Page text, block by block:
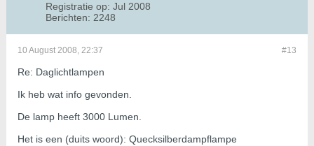
Registratie op: Jul 2008
Berichten: 2248
#13
10 August 2008, 22:37
Re: Daglichtlampen
Ik heb wat info gevonden.
De lamp heeft 3000 Lumen.
Het is een (duits woord): Quecksilberdampflampe